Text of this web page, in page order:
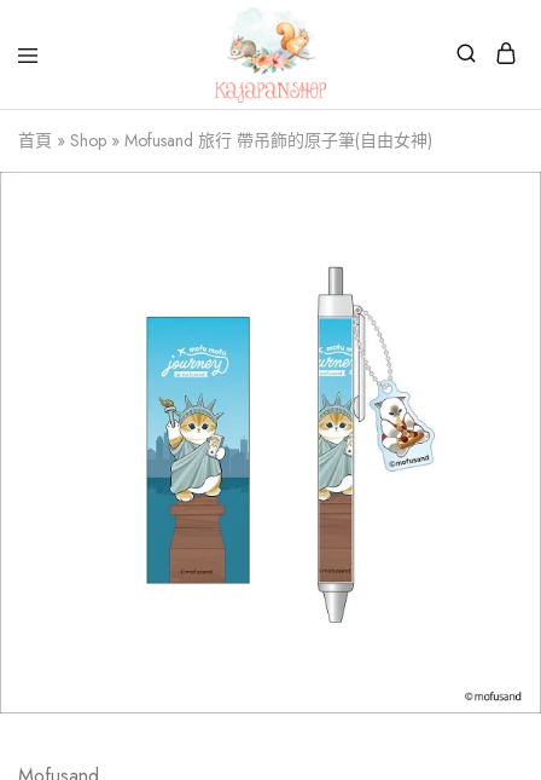
Kajapanshop
日
韓
百
首頁 » Shop » Mofusand 旅行 帶吊飾的原子筆(自由女神)